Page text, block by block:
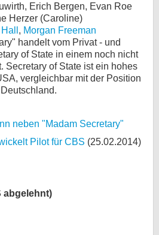
Erich Bergen, Evan Roe
Herzer (Caroline)
, Morgan Freeman
handelt vom Privat - und
of State in einem noch nicht
Secretary of State ist ein hohes
vergleichbar mit der Position
neben "Madam Secretary"
Pilot für CBS (25.02.2014)
abgelehnt)